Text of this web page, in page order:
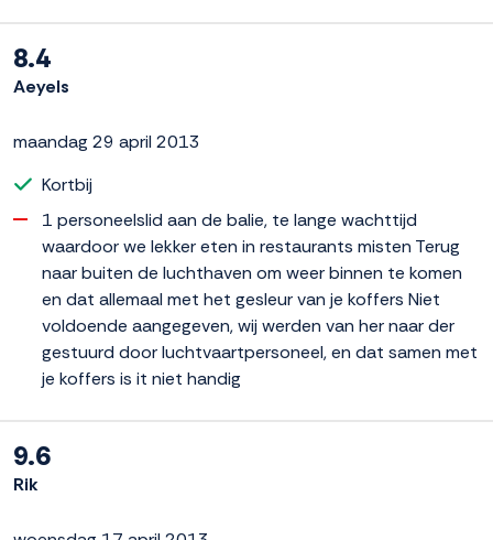
8.4
Aeyels
maandag 29 april 2013
Kortbij
1 personeelslid aan de balie, te lange wachttijd
waardoor we lekker eten in restaurants misten Terug
naar buiten de luchthaven om weer binnen te komen
en dat allemaal met het gesleur van je koffers Niet
voldoende aangegeven, wij werden van her naar der
gestuurd door luchtvaartpersoneel, en dat samen met
je koffers is it niet handig
9.6
Rik